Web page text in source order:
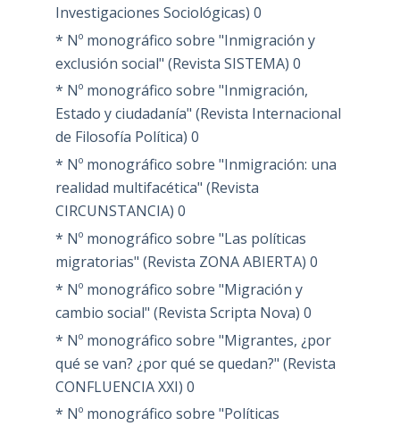
Investigaciones Sociológicas) 0
* Nº monográfico sobre "Inmigración y
exclusión social" (Revista SISTEMA) 0
* Nº monográfico sobre "Inmigración,
Estado y ciudadanía" (Revista Internacional
de Filosofía Política) 0
* Nº monográfico sobre "Inmigración: una
realidad multifacética" (Revista
CIRCUNSTANCIA) 0
* Nº monográfico sobre "Las políticas
migratorias" (Revista ZONA ABIERTA) 0
* Nº monográfico sobre "Migración y
cambio social" (Revista Scripta Nova) 0
* Nº monográfico sobre "Migrantes, ¿por
qué se van? ¿por qué se quedan?" (Revista
CONFLUENCIA XXI) 0
* Nº monográfico sobre "Políticas